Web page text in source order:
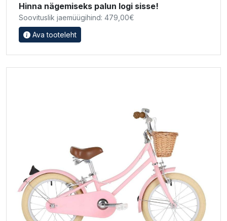
Hinna nägemiseks palun logi sisse!
Soovituslik jaemüügihind: 479,00€
Ava tooteleht